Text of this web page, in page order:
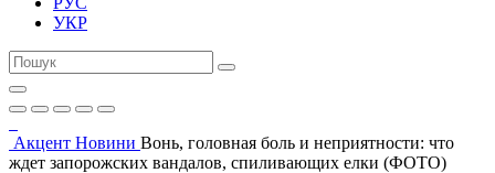
УКР
Акцент Новини Вонь, головная боль и неприятности: что
ждет запорожских вандалов, спиливающих елки (ФОТО)